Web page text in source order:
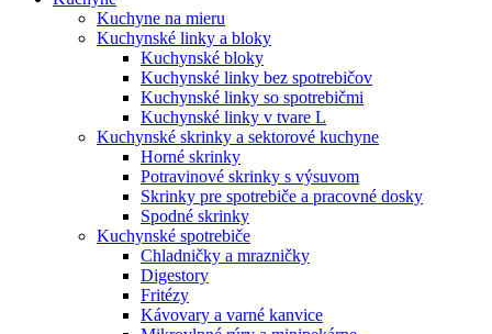
Kuchyne na mieru
Kuchynské linky a bloky
Kuchynské bloky
Kuchynské linky bez spotrebičov
Kuchynské linky so spotrebičmi
Kuchynské linky v tvare L
Kuchynské skrinky a sektorové kuchyne
Horné skrinky
Potravinové skrinky s výsuvom
Skrinky pre spotrebiče a pracovné dosky
Spodné skrinky
Kuchynské spotrebiče
Chladničky a mrazničky
Digestory
Fritézy
Kávovary a varné kanvice